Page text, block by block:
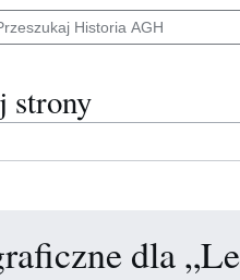
strony
dla